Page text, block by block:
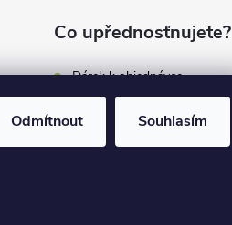
Odmítnout Souhlasím
Co upřednosťnujete?
Dárek k objednávce
Dopravu zdarma